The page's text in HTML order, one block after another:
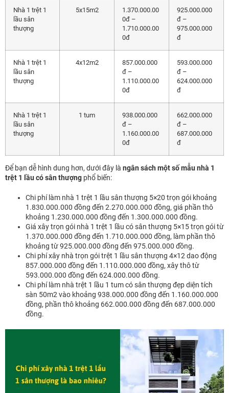
Nhà 1 trệt 1
lầu sân
thượng
5x15m2
1.370.000.00
0đ –
1.710.000.00
0đ
925.000.000
đ –
975.000.000
đ
Nhà 1 trệt 1
lầu sân
thượng
4x12m2
857.000.000
đ –
1.110.000.00
0đ
593.000.000
đ –
624.000.000
đ
Nhà 1 trệt 1
lầu sân
thượng
1 tum
938.000.000
đ –
1.160.000.00
0đ
662.000.000
đ –
687.000.000
đ
Để bạn dễ hình dung hơn, dưới đây là ngân sách một số mẫu nhà 1
trệt 1 lầu có sân thượng phổ biến:
Chi phí làm nhà 1 trệt 1 lầu sân thượng 5×20 trọn gói khoảng
1.830.000.000 đồng đến 2.270.000.000 đồng, giá phần thô
khoảng 1.230.000.000 đồng đến 1.300.000.000 đồng.
Giá xây trọn gói nhà 1 trệt 1 lầu có sân thượng 5×15 trọn gói từ
1.370.000.000 đồng đến 1.710.000.000 đồng, làm phần thô
khoảng từ 925.000.000 đồng đến 975.000.000 đồng.
Chi phí xây nhà trọn gói trệt 1 lầu sân thượng 4×12 dao động
857.000.000 đồng đến 1.110.000.000 đồng, xây thô từ
593.000.000 đồng đến 624.000.000 đồng.
Chi phí làm nhà trệt 1 lầu 1 tum có sân thượng đẹp diện tích
sàn 50m2 vào khoảng 938.000.000 đồng đến 1.160.000.000
đồng, phần thô khoảng 662.000.000 đồng đến 687.000.000
đồng.